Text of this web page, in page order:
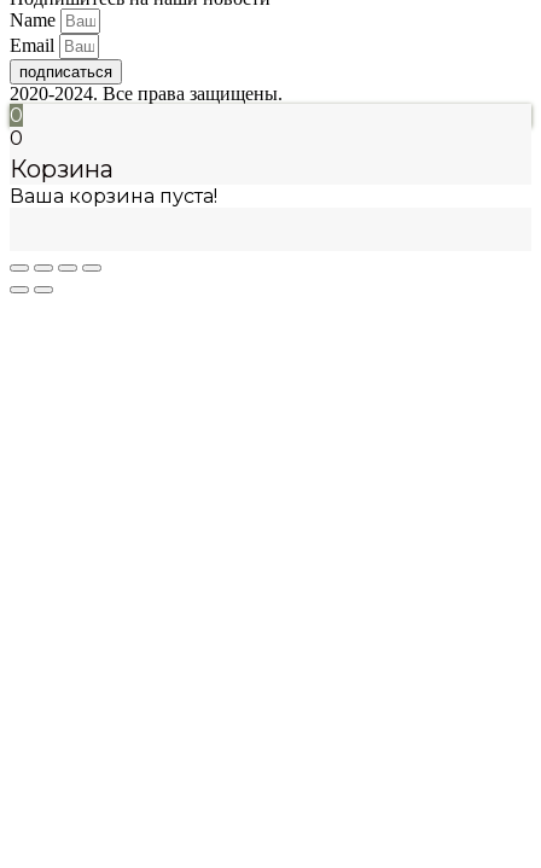
Name
Email
подписаться
2020-2024. Все права защищены.
0
0
Корзина
Ваша корзина пуста!